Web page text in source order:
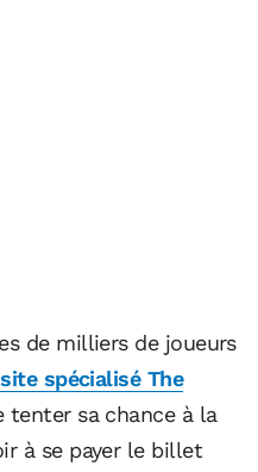
de milliers de joueurs
spécialisé The
tenter sa chance à la
à se payer le billet